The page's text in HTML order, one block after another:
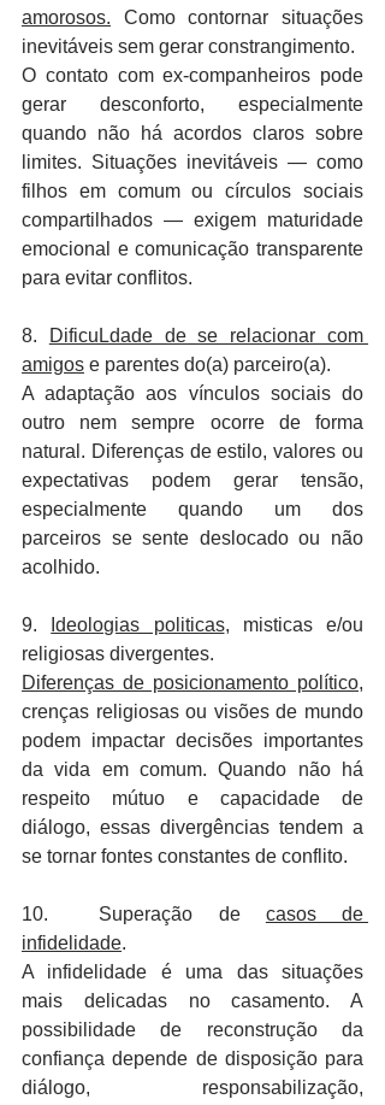
amorosos. Como contornar situações
inevitáveis sem gerar constrangimento.
O contato com ex-companheiros pode
gerar desconforto, especialmente
quando não há acordos claros sobre
limites. Situações inevitáveis — como
filhos em comum ou círculos sociais
compartilhados — exigem maturidade
emocional e comunicação transparente
para evitar conflitos.
8.
DificuLdade de se relacionar com
amigos e parentes do(a) parceiro(a).
A adaptação aos vínculos sociais do
outro nem sempre ocorre de forma
natural. Diferenças de estilo, valores ou
expectativas podem gerar tensão,
especialmente quando um dos
parceiros se sente deslocado ou não
acolhido.
9. Ideologias politicas, misticas e/ou
religiosas divergentes.
Diferenças de posicionamento político,
crenças religiosas ou visões de mundo
podem impactar decisões importantes
da vida em comum. Quando não há
respeito mútuo e capacidade de
diálogo, essas divergências tendem a
se tornar fontes constantes de conflito.
10.  Superação de casos de
infidelidade.
A infidelidade é uma das situações
mais delicadas no casamento. A
possibilidade de reconstrução da
confiança depende de disposição para
diálogo, responsabilização,